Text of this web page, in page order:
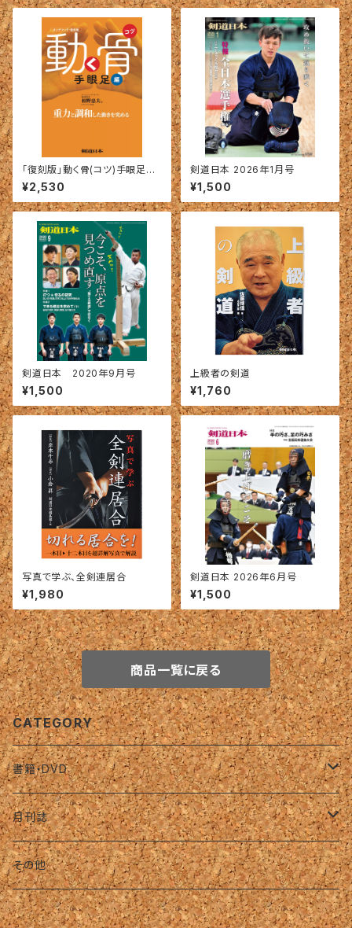
「復刻版」動く骨(コツ)手眼足編
―重力と調和した動きを究める
（栢野忠夫＝著）
¥2,530
剣道日本 2026年1月号
¥1,500
剣道日本 2020年9月号
¥1,500
上級者の剣道
¥1,760
写真で学ぶ、全剣連居合
¥1,980
剣道日本 2026年6月号
¥1,500
商品一覧に戻る
CATEGORY
書籍・DVD
名著復刻版（オンデマンド）
月刊誌
バックナンバー（復刊前）
2019年
その他